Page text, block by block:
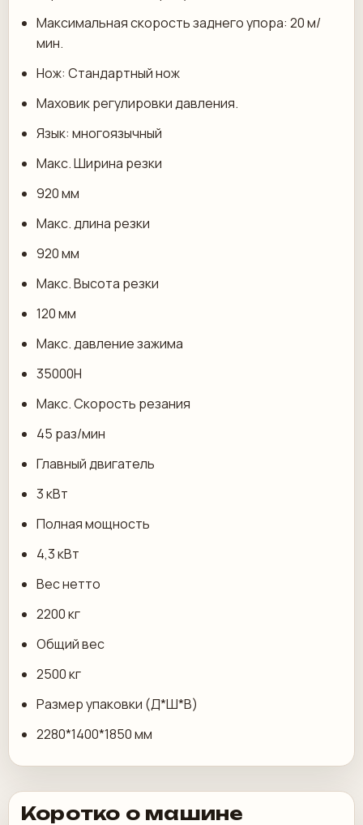
Максимальная скорость заднего упора: 20 м/
мин.
Нож: Стандартный нож
Маховик регулировки давления.
Язык: многоязычный
Макс. Ширина резки
920 мм
Макс. длина резки
920 мм
Макс. Высота резки
120 мм
Макс. давление зажима
35000Н
Макс. Скорость резания
45 раз/мин
Главный двигатель
3 кВт
Полная мощность
4,3 кВт
Вес нетто
2200 кг
Общий вес
2500 кг
Размер упаковки (Д*Ш*В)
2280*1400*1850 мм
Коротко о машине